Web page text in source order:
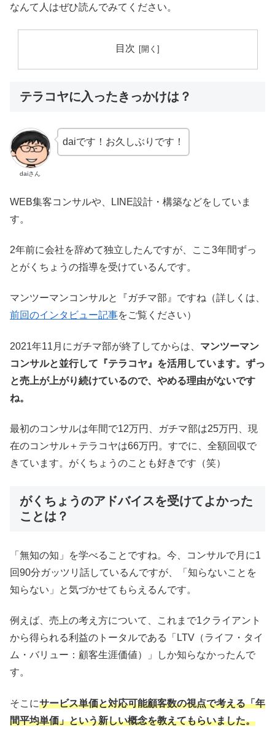
なんて人はぜひ読んでみてください。
目次
テラコヤに入ったきっかけは？
daiさん
daiです！お久しぶりです！
WEB集客コンサルや、LINE設計・構築などをしていま
す。
2年前に会社を辞めて独立したんですが、ここ3年間ずっ
とがくちょうの指導を受けているんです。
マンツーマンコンサルと『ガチマ部』ですね（詳しくは、
前回のインタビュー記事をご覧ください）
2021年11月にガチマ部が終了してからは、 マンツーマン
コンサルと並行して『テラコヤ』を活用しています。ずっ
と売上が上がり続けているので、やめる理由がないです
ね。
最初のコンサルは年間で12万円、ガチマ部は25万円、現
在のコンサル＋テラコヤは66万円。すでに、全額回収で
きています。がくちょうのことも好きです（笑）
がくちょうのアドバイスを受けてよかった
ことは？
「無知の知」を学べることですね。今、コンサルで月に1
回90分ガッツリ話しているんですが、「知らないことを
知らない」と気づかせてもらえるんです。
例えば、売上の考え方について、これまで1クライアント
から得られる利益のトータルである「LTV（ライフ・タイ
ム・バリュー：顧客生涯価値）」しか知らなかったんで
す。
そこにサービス単価と対応可能顧客数の視点で考える「年
間平均単価」という新しい概念を教えてもらいました。